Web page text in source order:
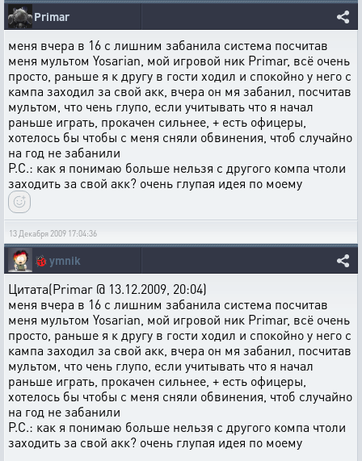
Primar
меня вчера в 16 с лишним забанила система посчитав
меня мультом Yosarian, мой игровой ник Primar, всё очень
просто, раньше я к другу в гости ходил и спокойно у него с
кампа заходил за свой акк, вчера он мя забанил, посчитав
мультом, что чень глупо, если учитывать что я начал
раньше играть, прокачен сильнее, + есть офицеры,
хотелось бы чтобы с меня сняли обвинения, чтоб случайно
на год не забанили
P.C.: как я понимаю больше нельзя с другого компа чтоли
заходить за свой акк? очень глупая идея по моему
13 Декабря 2009 17:04:36
🐞 ymnik
Цитата(Primar @ 13.12.2009, 20:04)
меня вчера в 16 с лишним забанила система посчитав
меня мультом Yosarian, мой игровой ник Primar, всё очень
просто, раньше я к другу в гости ходил и спокойно у него с
кампа заходил за свой акк, вчера он мя забанил, посчитав
мультом, что чень глупо, если учитывать что я начал
раньше играть, прокачен сильнее, + есть офицеры,
хотелось бы чтобы с меня сняли обвинения, чтоб случайно
на год не забанили
P.C.: как я понимаю больше нельзя с другого компа чтоли
заходить за свой акк? очень глупая идея по моему